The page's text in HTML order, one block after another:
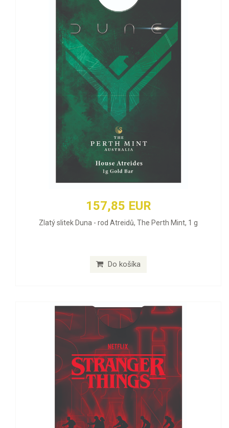
157,85 EUR
Zlatý slitek Duna - rod Atreidů, The Perth Mint, 1 g
Do košíka